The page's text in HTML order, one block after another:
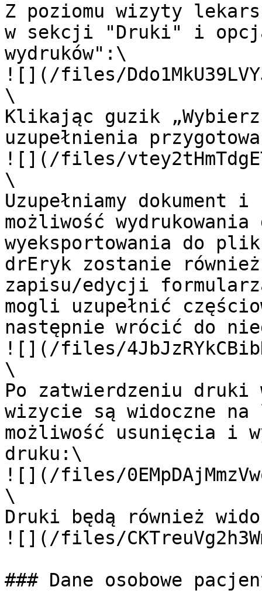
Z poziomu wizyty
w sekcji "Druki" i
wydruków":\
![](/files/
\
Klikając guzik
uzupełnienia
![](/files/
\
Uzupełniamy dokument
możliwość
wyeksportowania do
drEryk zostanie
zapisu/edycji
mogli uzupełnić
następnie wrócić do
![](/files/
\
Po zatwierdzeniu druki
wizycie są widoczne
możliwość usunięcia i
druku:\
![](/files/
\
Druki będą również
![](/files/
### Dane osobowe